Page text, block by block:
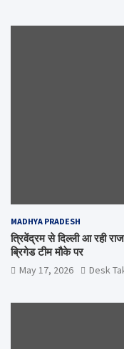
MADHYA PRADESH
त्रिवेंद्रम से दिल्ली आ रही
ब्रिगेड टीम मौके पर
May 17, 2026 Desk